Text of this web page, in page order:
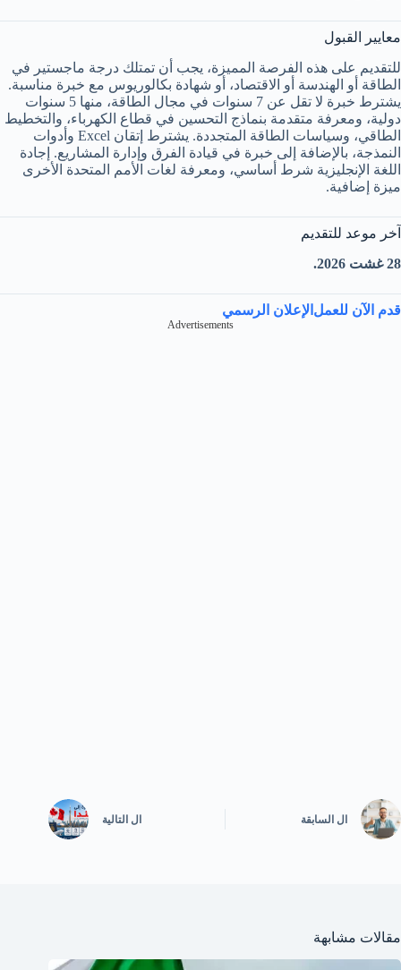
معايير القبول
للتقديم على هذه الفرصة المميزة، يجب أن تمتلك درجة ماجستير في
الطاقة أو الهندسة أو الاقتصاد، أو شهادة بكالوريوس مع خبرة مناسبة.
يشترط خبرة لا تقل عن 7 سنوات في مجال الطاقة، منها 5 سنوات
دولية، ومعرفة متقدمة بنماذج التحسين في قطاع الكهرباء، والتخطيط
الطاقي، وسياسات الطاقة المتجددة. يشترط إتقان Excel وأدوات
النمذجة، بالإضافة إلى خبرة في قيادة الفرق وإدارة المشاريع. إجادة
اللغة الإنجليزية شرط أساسي، ومعرفة لغات الأمم المتحدة الأخرى
ميزة إضافية.
آخر موعد للتقديم
28 غشت 2026.
قدم الآن للعمل الإعلان الرسمي
Advertisements
ال السابقة ال التالية
مقالات مشابهة